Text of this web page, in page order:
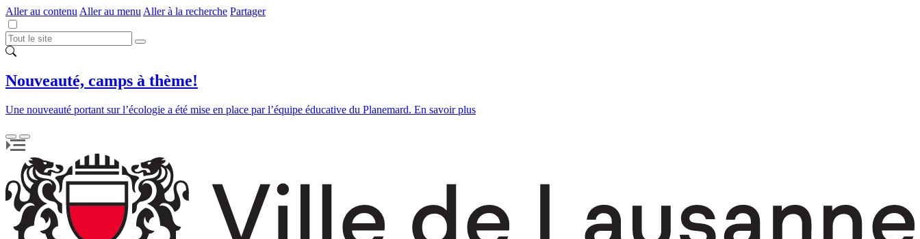
Aller au contenu Aller au menu Aller à la recherche Partager
Nouveauté, camps à thème!
Une nouveauté portant sur l’écologie a été mise en place par l’équipe éducative du Planemard. En savoir plus